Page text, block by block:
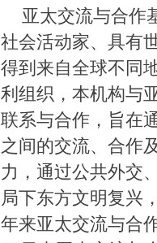
亚太交流与合作
社会活动家、具有
得到来自全球不同
利组织，本机构与
联系与合作，旨在
之间的交流、合作
力，通过公共外交
局下东方文明复兴
年来亚太交流与合